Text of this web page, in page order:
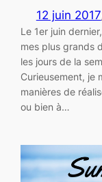
12 juin 2017
Le 1er juin
mes plus grands
les jours de la
Curieusement, je
manières de
ou bien à…